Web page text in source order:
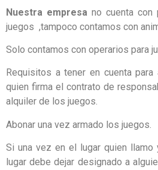
Nuestra empresa no cuenta con
juegos ,tampoco contamos con
Solo contamos con operarios para
Requisitos a tener en cuenta
quien firma el contrato de
alquiler de los juegos.
Abonar una vez armado los juegos.
Si una vez en el lugar quien llamo
lugar debe dejar designado a